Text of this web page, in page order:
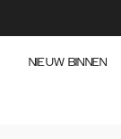
NIEUW BINNEN